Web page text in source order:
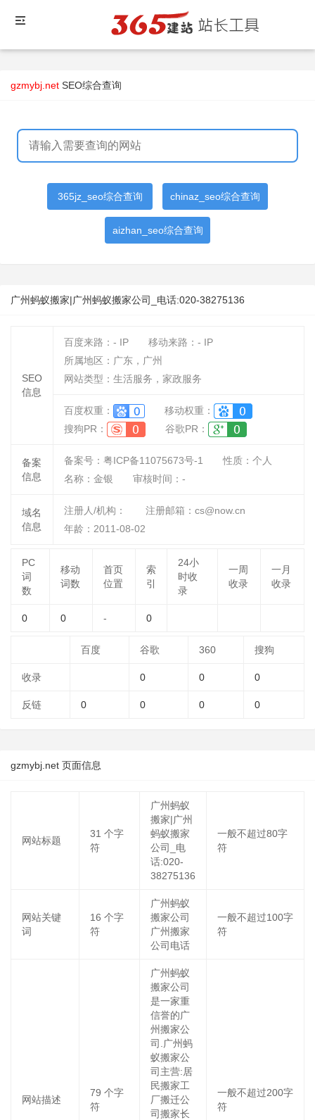
gzmybj.net SEO综合查询
365jz_seo综合查询 chinaz_seo综合查询
aizhan_seo综合查询
广州蚂蚁搬家|广州蚂蚁搬家公司_电话:020-38275136
SEO
信息
百度来路： - IP 移动来路： - IP
所属地区：广东，广州
网站类型：生活服务，家政服务
百度权重：
移动权重：
搜狗PR：
谷歌PR：
备案
信息
备案号：粤ICP备11075673号-1 性质： 个人
名称： 金银 审核时间： -
域名
信息
注册人/机构：
注册邮箱：cs@now.cn
年龄：2011-08-02
PC
词
数
移动
词数
首页
位置
索
引
24小
时收
录
一周
收录
一月
收录
0 0 - 0
百度 谷歌 360 搜狗
收录 0 0 0
反链 0 0 0 0
gzmybj.net 页面信息
网站标题
31 个字
符
广州蚂蚁
搬家|广州
蚂蚁搬家
公司_电
话:020-
38275136
一般不超过80字
符
网站关键
词
16 个字
符
广州蚂蚁
搬家公司
广州搬家
公司电话
一般不超过100字
符
网站描述
79 个字
符
广州蚂蚁
搬家公司
是一家重
信誉的广
州搬家公
司.广州蚂
蚁搬家公
司主营:居
民搬家工
厂搬迁公
司搬家长
一般不超过200字
符